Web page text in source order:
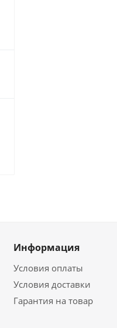
Информация
Условия оплаты
Условия доставки
Гарантия на товар